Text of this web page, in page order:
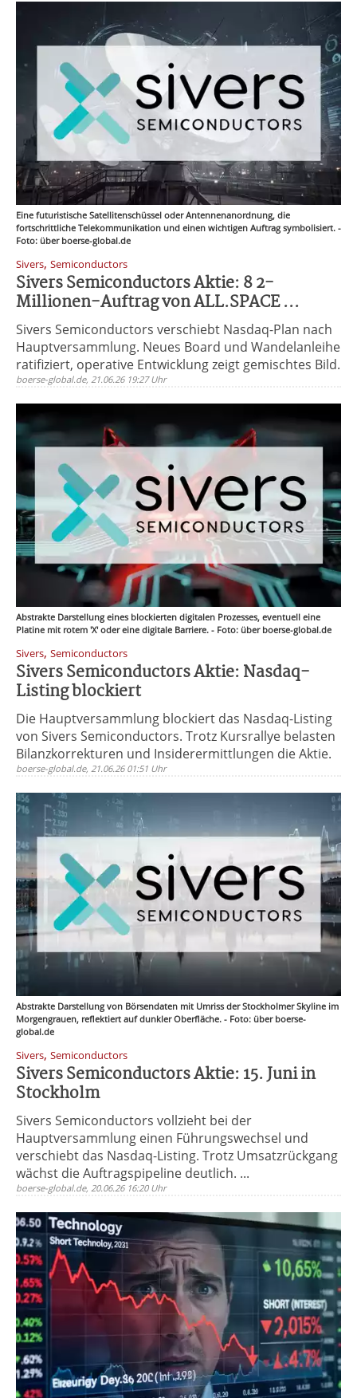
Eine futuristische Satellitenschüssel oder Antennenanordnung, die
fortschrittliche Telekommunikation und einen wichtigen Auftrag symbolisiert. -
Foto: über boerse-global.de
Sivers, Semiconductors
Sivers Semiconductors Aktie: 8 2-
Millionen-Auftrag von ALL.SPACE ...
Sivers Semiconductors verschiebt Nasdaq-Plan nach
Hauptversammlung. Neues Board und Wandelanleihe
ratifiziert, operative Entwicklung zeigt gemischtes Bild.
boerse-global.de, 21.06.26 19:27 Uhr
Abstrakte Darstellung eines blockierten digitalen Prozesses, eventuell eine
Platine mit rotem 'X' oder eine digitale Barriere. - Foto: über boerse-global.de
Sivers, Semiconductors
Sivers Semiconductors Aktie: Nasdaq-
Listing blockiert
Die Hauptversammlung blockiert das Nasdaq-Listing
von Sivers Semiconductors. Trotz Kursrallye belasten
Bilanzkorrekturen und Insiderermittlungen die Aktie.
boerse-global.de, 21.06.26 01:51 Uhr
Abstrakte Darstellung von Börsendaten mit Umriss der Stockholmer Skyline im
Morgengrauen, reflektiert auf dunkler Oberfläche. - Foto: über boerse-
global.de
Sivers, Semiconductors
Sivers Semiconductors Aktie: 15. Juni in
Stockholm
Sivers Semiconductors vollzieht bei der
Hauptversammlung einen Führungswechsel und
verschiebt das Nasdaq-Listing. Trotz Umsatzrückgang
wächst die Auftragspipeline deutlich. ...
boerse-global.de, 20.06.26 16:20 Uhr